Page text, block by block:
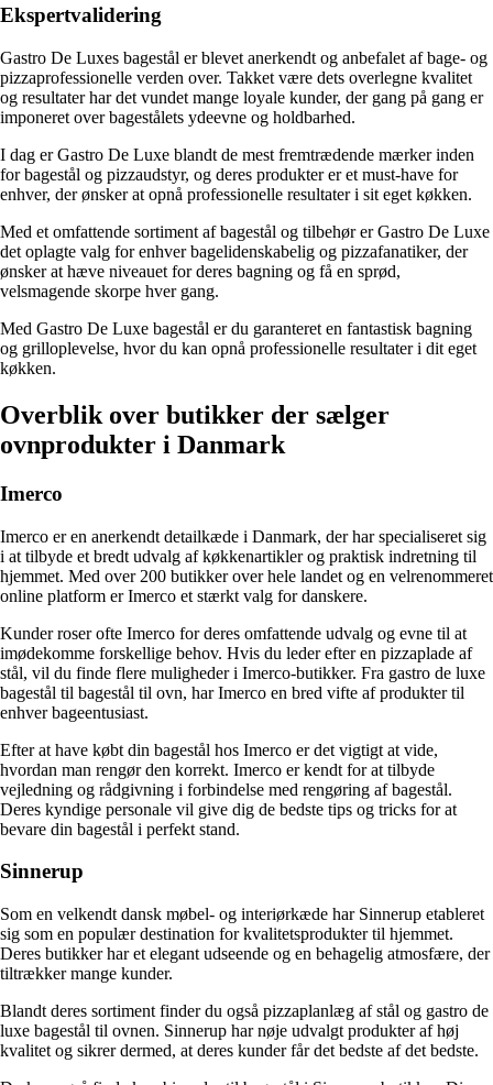
Ekspertvalidering
Gastro De Luxes bagestål er blevet anerkendt og anbefalet af bage- og
pizzaprofessionelle verden over. Takket være dets overlegne kvalitet
og resultater har det vundet mange loyale kunder, der gang på gang er
imponeret over bagestålets ydeevne og holdbarhed.
I dag er Gastro De Luxe blandt de mest fremtrædende mærker inden
for bagestål og pizzaudstyr, og deres produkter er et must-have for
enhver, der ønsker at opnå professionelle resultater i sit eget køkken.
Med et omfattende sortiment af bagestål og tilbehør er Gastro De Luxe
det oplagte valg for enhver bagelidenskabelig og pizzafanatiker, der
ønsker at hæve niveauet for deres bagning og få en sprød,
velsmagende skorpe hver gang.
Med Gastro De Luxe bagestål er du garanteret en fantastisk bagning
og grilloplevelse, hvor du kan opnå professionelle resultater i dit eget
køkken.
Overblik over butikker der sælger
ovnprodukter i Danmark
Imerco
Imerco er en anerkendt detailkæde i Danmark, der har specialiseret sig
i at tilbyde et bredt udvalg af køkkenartikler og praktisk indretning til
hjemmet. Med over 200 butikker over hele landet og en velrenommeret
online platform er Imerco et stærkt valg for danskere.
Kunder roser ofte Imerco for deres omfattende udvalg og evne til at
imødekomme forskellige behov. Hvis du leder efter en pizzaplade af
stål, vil du finde flere muligheder i Imerco-butikker. Fra gastro de luxe
bagestål til bagestål til ovn, har Imerco en bred vifte af produkter til
enhver bageentusiast.
Efter at have købt din bagestål hos Imerco er det vigtigt at vide,
hvordan man rengør den korrekt. Imerco er kendt for at tilbyde
vejledning og rådgivning i forbindelse med rengøring af bagestål.
Deres kyndige personale vil give dig de bedste tips og tricks for at
bevare din bagestål i perfekt stand.
Sinnerup
Som en velkendt dansk møbel- og interiørkæde har Sinnerup etableret
sig som en populær destination for kvalitetsprodukter til hjemmet.
Deres butikker har et elegant udseende og en behagelig atmosfære, der
tiltrækker mange kunder.
Blandt deres sortiment finder du også pizzaplanlæg af stål og gastro de
luxe bagestål til ovnen. Sinnerup har nøje udvalgt produkter af høj
kvalitet og sikrer dermed, at deres kunder får det bedste af det bedste.